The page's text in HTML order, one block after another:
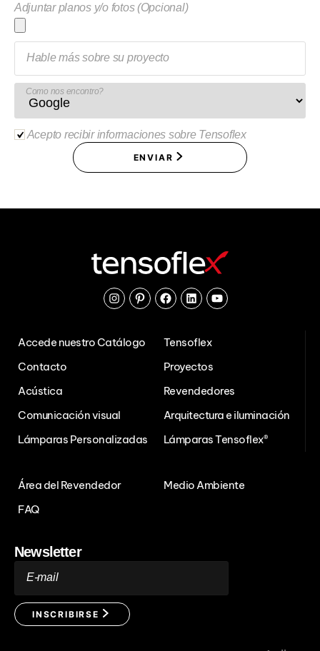
Adjuntar planos y/o fotos (Opcional)
Hable más sobre su proyecto
Como nos encontro?
Acepto recibir informaciones sobre Tensoflex
ENVIAR
Instagram
PinterestFacebook
LinkedinYoutube
Accede nuestro Catálogo
Tensoflex
Contacto
Proyectos
Acústica
Revendedores
Comunicación visual
Arquitectura e iluminación
Lámparas Personalizadas
Lámparas Tensoflex®
Área del Revendedor
Medio Ambiente
FAQ
Newsletter
E-mail
INSCRIBIRSE